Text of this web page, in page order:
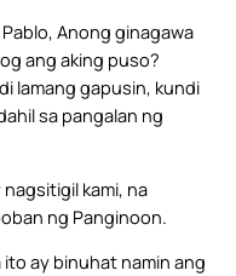
Anong ginagawa
ang aking puso?
lamang gapusin, kundi
sa pangalan ng
kami, na
ng Panginoon.
ay binuhat namin ang